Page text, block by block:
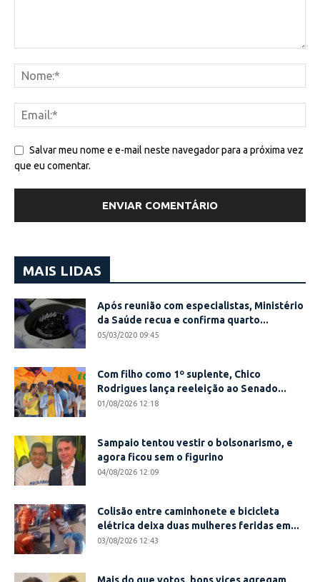
Salvar meu nome e e-mail neste navegador para a próxima vez
que eu comentar.
MAIS LIDAS
Após reunião com especialistas, Ministério
da Saúde recua e confirma quarto...
05/03/2020 09:45
Com filho como 1º suplente, Chico
Rodrigues lança reeleição ao Senado...
01/08/2026 12:18
Sampaio tentou vestir o bolsonarismo, e
agora ficou sem o figurino
04/08/2026 12:09
Colisão entre caminhonete e bicicleta
elétrica deixa duas mulheres feridas em...
03/08/2026 12:43